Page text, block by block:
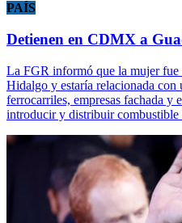
PAÍS
Detienen en CDMX a
La FGR informó que la mujer
Hidalgo y estaría relacionada con
ferrocarriles, empresas fachada y
introducir y distribuir combustible